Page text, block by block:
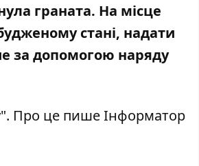
граната. На місце
стані, надати
за допомогою наряду
Про це пише Інформатор